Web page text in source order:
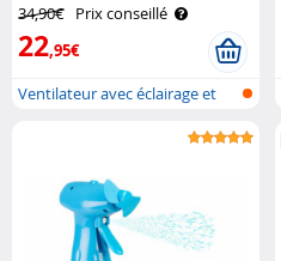
34,90€ Prix conseillé
22,95€
Ventilateur avec éclairage et